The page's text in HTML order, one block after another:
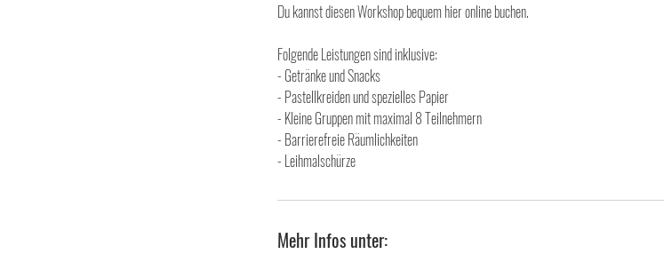
Du kannst diesen Workshop bequem hier online buchen.
Folgende Leistungen sind inklusive:
-​ Getränke und Snacks
- Pastellkreiden und spezielles Papier
- Kleine Gruppen mit maximal 8 Teilnehmern
- Barrierefreie Räumlichkeiten
- Leihmalschürze
Mehr Infos unter: